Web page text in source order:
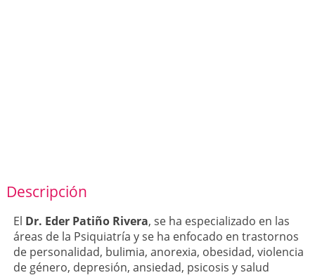
Descripción
El Dr. Eder Patiño Rivera, se ha especializado en las
áreas de la Psiquiatría y se ha enfocado en trastornos
de personalidad, bulimia, anorexia, obesidad, violencia
de género, depresión, ansiedad, psicosis y salud